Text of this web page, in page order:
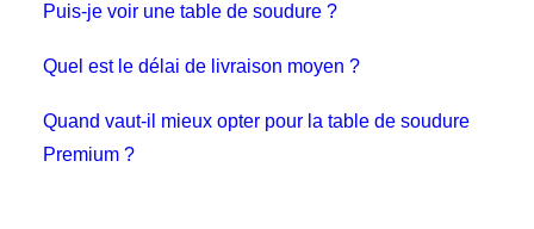
Puis-je voir une table de soudure ?
Quel est le délai de livraison moyen ?
Quand vaut-il mieux opter pour la table de soudure
Premium ?